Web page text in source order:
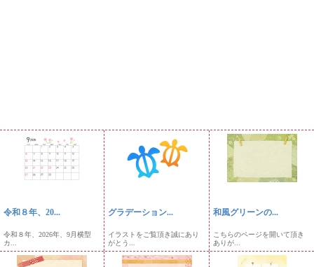
令和８年、20...
令和８年、2026年、9月横型
カ...
グラデーション...
イラストをご覧頂き誠にあり
がとう...
和風グリーンの...
こちらのページを開いて頂き
ありが...